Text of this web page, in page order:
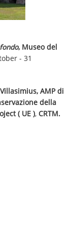
, Museo del
- 31
AMP di
della
( UE ), CRTM.